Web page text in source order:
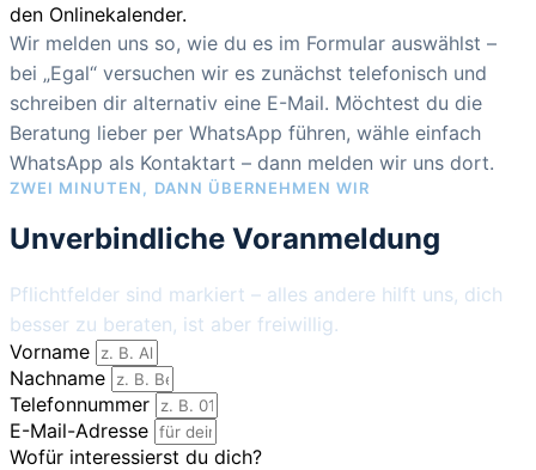
den Onlinekalender.
Wir melden uns so, wie du es im Formular auswählst –
bei „Egal“ versuchen wir es zunächst telefonisch und
schreiben dir alternativ eine E-Mail. Möchtest du die
Beratung lieber per WhatsApp führen, wähle einfach
WhatsApp als Kontaktart – dann melden wir uns dort.
ZWEI MINUTEN, DANN ÜBERNEHMEN WIR
Unverbindliche Voranmeldung
Pflichtfelder sind markiert – alles andere hilft uns, dich
besser zu beraten, ist aber freiwillig.
Vorname
Nachname
Telefonnummer
E-Mail-Adresse
Wofür interessierst du dich?